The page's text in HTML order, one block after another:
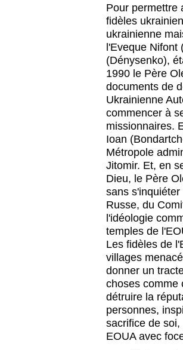
Pour permettre
fidèles
ukrainienne
l'Eveque Nifont
(Dénysenko),
1990 le Père
documents de
Ukrainienne
commencer à
missionnaires.
Ioan
Métropole
Jitomir. Et, en
Dieu, le Père
sans
Russe, du
l'idéologie
temples de
Les fidèles de
villages
donner un
choses comme
détruire la
personnes,
sacrifice de
EOUA avec